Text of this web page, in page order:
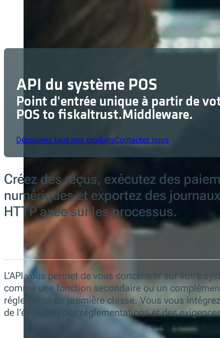
API du système POS
Point d'entrée unique à partir de
POS to fiskaltrust.Middleware.
Découvrez tous nos produitsContactez nous
Créez des reçus, exécutez des
numériques et exportez des
HTTP axée sur les processus.
L’API vous permet de vous concentrer sur votre
comme une fonction secondaire ou un
réglementé de première classe. Vous vous
de l’évolution des réglementations et des